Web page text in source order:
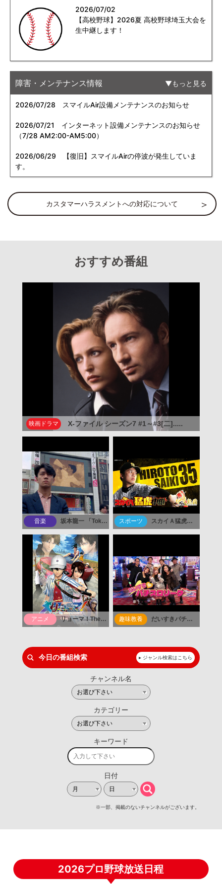
2026/07/02
【高校野球】2026夏 高校野球埼玉大会を
生中継します！
障害・メンテナンス情報 もっと見る
2026/07/28 スマイルAir設備メンテナンスのお知らせ
2026/07/21
インターネット設備メンテナンスのお知らせ
（7/28 AM2:00-AM5:00）
2026/06/29 【復旧】スマイルAirの停波が発生していま
す。
カスタマーハラスメントへの対応について
おすすめ番組
2026プロ野球放送日程